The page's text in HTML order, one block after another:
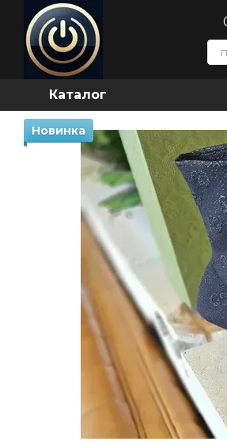
Перейти до основного контенту
Каталог
Новинка